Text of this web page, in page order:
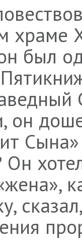
храме
был
он